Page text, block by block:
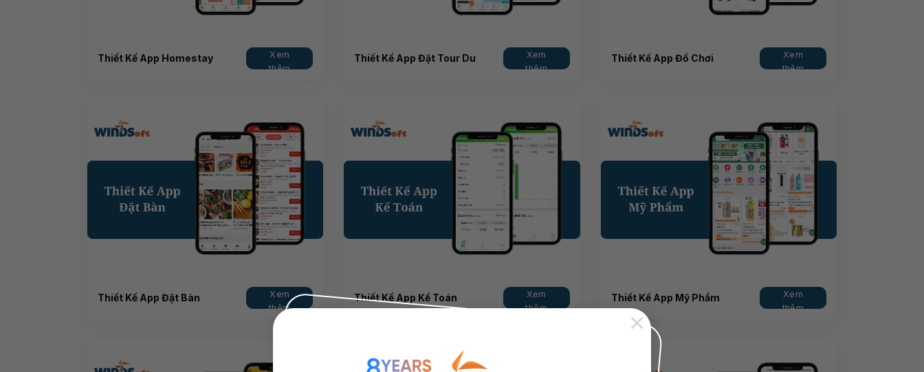
×
Thiết Kế App Homestay
Xem
thêm
Thiết Kế App Đặt Tour Du
Xem
thêm
Thiết Kế App Đồ Chơi
Xem
thêm
Thiết Kế App Đặt Bàn
Xem
thêm
Thiết Kế App Kế Toán
Xem
thêm
Thiết Kế App Mỹ Phẩm
Xem
thêm